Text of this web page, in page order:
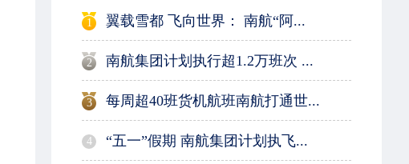
1 翼载雪都 飞向世界： 南航“阿...
2 南航集团计划执行超1.2万班次 ...
3 每周超40班货机航班南航打通世...
4 “五一”假期 南航集团计划执飞...